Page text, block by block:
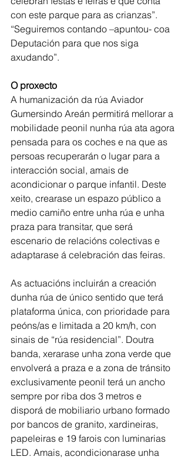
con este parque para as crianzas”.
“Seguiremos contando –apuntou- coa
Deputación para que nos siga
axudando”.
O proxecto
A humanización da rúa Aviador
Gumersindo Areán permitirá mellorar a
mobilidade peonil nunha rúa ata agora
pensada para os coches e na que as
persoas recuperarán o lugar para a
interacción social, amais de
acondicionar o parque infantil. Deste
xeito, crearase un espazo público a
medio camiño entre unha rúa e unha
praza para transitar, que será
escenario de relacións colectivas e
adaptarase á celebración das feiras.
As actuacións incluirán a creación
dunha rúa de único sentido que terá
plataforma única, con prioridade para
peóns/as e limitada a 20 km/h, con
sinais de “rúa residencial”. Doutra
banda, xerarase unha zona verde que
envolverá a praza e a zona de tránsito
exclusivamente peonil terá un ancho
sempre por riba dos 3 metros e
disporá de mobiliario urbano formado
por bancos de granito, xardineiras,
papeleiras e 19 farois con luminarias
LED. Amais, acondicionarase unha